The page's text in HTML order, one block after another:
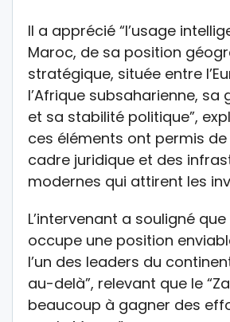
Il a apprécié “l’usage
Maroc, de sa position
stratégique, située entre
l’Afrique subsaharienne, sa
et sa stabilité politique”,
ces éléments ont permis
cadre juridique et des
modernes qui attirent les
L’intervenant a souligné que
occupe une position
l’un des leaders du
au-delà”, relevant que le
beaucoup à gagner des